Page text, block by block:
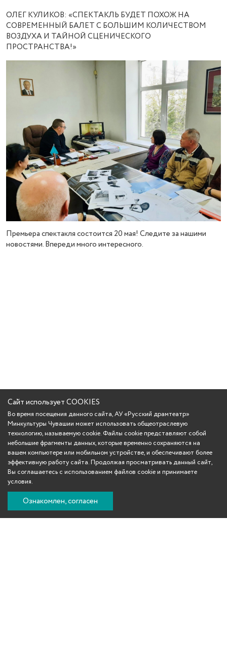
ОЛЕГ КУЛИКОВ: «СПЕКТАКЛЬ БУДЕТ ПОХОЖ НА
СОВРЕМЕННЫЙ БАЛЕТ С БОЛЬШИМ КОЛИЧЕСТВОМ
ВОЗДУХА И ТАЙНОЙ СЦЕНИЧЕСКОГО
ПРОСТРАНСТВА!»
Премьера спектакля состоится 20 мая! Следите за нашими
новостями. Впереди много интересного.
Сайт использует COOKIES
Во время посещения данного сайта, АУ «Русский драмтеатр»
Минкультуры Чувашии может использовать общеотраслевую
технологию, называемую cookie. Файлы cookie представляют собой
небольшие фрагменты данных, которые временно сохраняются на
вашем компьютере или мобильном устройстве, и обеспечивают более
эффективную работу сайта. Продолжая просматривать данный сайт,
Вы соглашаетесь с использованием файлов cookie и принимаете
условия.
Ознакомлен, согласен